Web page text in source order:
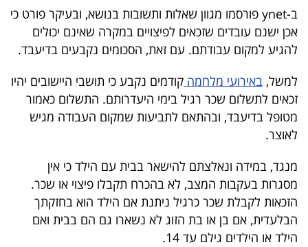
40
UNDER
שיתופי
פעולה
דרושים
ניוזלטרים
ב-ynet פורסמו מגוון שאלות ותשובות בנושא, ובעיקר פורט כי
אכן ישנם עובדים שזכאים לפיצויים במקרה שאינם יכולים
להגיע למקום עבודתם. עם זאת, הסכומים נקבעים בדיעבד.
למשל, באירועי מלחמה קודמים נקבע כי תושבי היישובים יהיו
זכאים לתשלום שכר רגיל בימי היעדרותם. התשלום כאמור
מטופל בדיעבד, ובהתאם לתביעות שמקום העבודה מגיש
לאוצר.
מנגד, במידה ונאלצתם להישאר בבית עם הילד כי אין
מסגרות בעקבות המצב, לא בהכרח תקבלו פיצוי או שכר.
הזכאות לקבלת שכר כרגיל ניתנת אם הילד הוא בחזקתך
הבלעדית, אם בן או בת הזוג לא נשארו גם הם בבית ואם
הילד או הילדים גילם עד 14.